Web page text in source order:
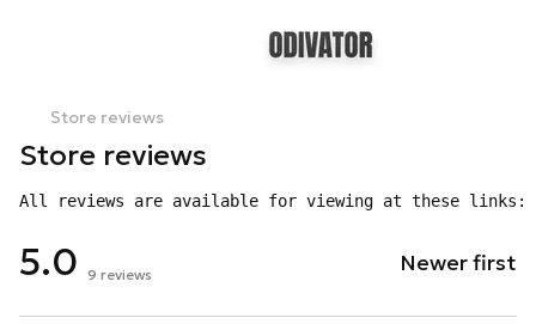
Store reviews
Store reviews
All reviews are available for viewing at these links:
5.0 9 reviews Newer first